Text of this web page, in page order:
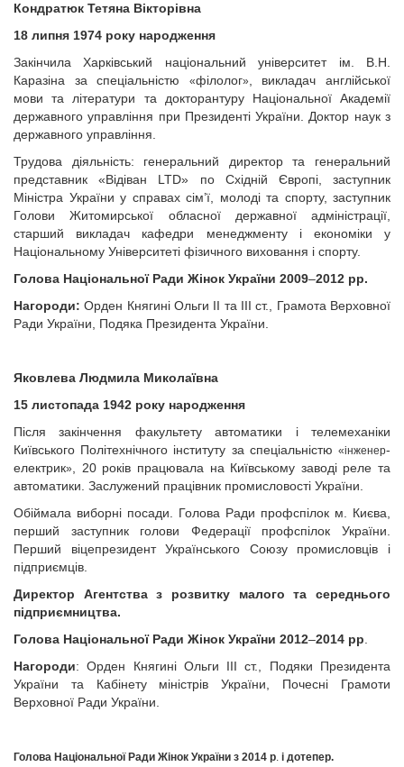
Кондратюк Тетяна Вікторівна
18 липня 1974 року народження
Закінчила Харківський національний університет ім. В.Н.
Каразіна за спеціальністю «філолог», викладач англійської
мови та літератури та докторантуру Національної Академії
державного управління при Президенті України. Доктор наук з
державного управління.
Трудова діяльність: генеральний директор та генеральний
представник «Відіван LTD» по Східній Європі, заступник
Міністра України у справах сім’ї, молоді та спорту, заступник
Голови Житомирської обласної державної адміністрації,
старший викладач кафедри менеджменту і економіки у
Національному Університеті фізичного виховання і спорту.
Голова Національної Ради Жінок України 2009–2012 рр.
Нагороди: Орден Княгині Ольги ІІ та ІІІ ст., Грамота Верховної
Ради України, Подяка Президента України.
Яковлева Людмила Миколаївна
15 листопада 1942 року народження
Після закінчення факультету автоматики і телемеханіки
Київського Політехнічного інституту за спеціальністю «інженер-
електрик» , 20 років працювала на Київському заводі реле та
автоматики. Заслужений працівник промисловості України.
Обіймала виборні посади. Голова Ради профспілок м. Києва,
перший заступник голови Федерації профспілок України.
Перший віцепрезидент Українського Союзу промисловців і
підприємців.
Директор Агентства з розвитку малого та середнього
підприємництва.
Голова Національної Ради Жінок України 2012–2014 рр
Нагороди: Орден Княгині Ольги ІІІ ст., Подяки Президента
України та Кабінету міністрів України, Почесні Грамоти
Верховної Ради України.
Голова Національної Ради Жінок України з 2014 р. і дотепер.